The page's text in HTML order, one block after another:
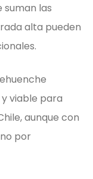
suman las
alta pueden
viable para
aunque con
por